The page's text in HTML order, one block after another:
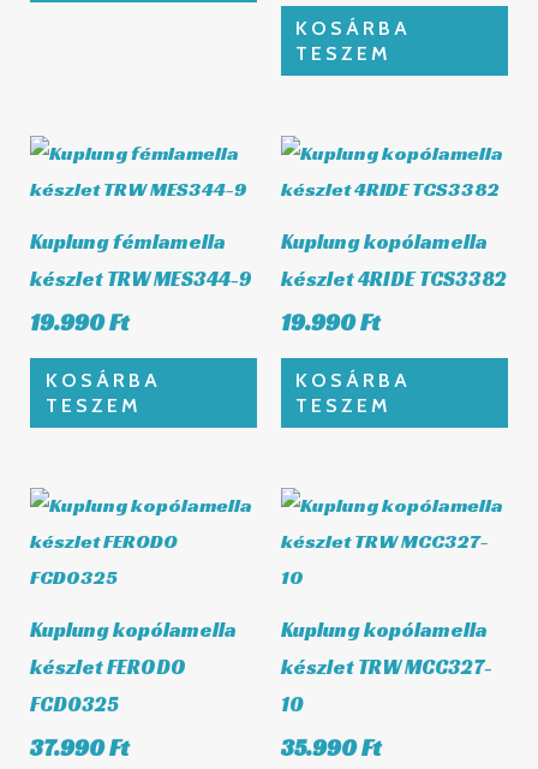
KOSÁRBA
TESZEM
Kuplung fémlamella
készlet TRW MES344-9
19.990Ft
KOSÁRBA
TESZEM
Kuplung kopólamella
készlet 4RIDE TCS3382
19.990Ft
KOSÁRBA
TESZEM
Kuplung kopólamella
készlet FERODO
FCD0325
37.990Ft
Kuplung kopólamella
készlet TRW MCC327-
10
35.990Ft